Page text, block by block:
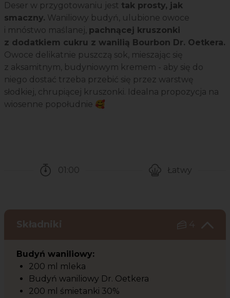
Deser w przygotowaniu jest tak prosty, jak
smaczny. Waniliowy budyń, ulubione owoce
i mnóstwo maślanej, pachnącej kruszonki
z dodatkiem cukru z wanilią Bourbon Dr. Oetkera.
Owoce delikatnie puszczą sok, mieszając się
z aksamitnym, budyniowym kremem - aby się do
niego dostać trzeba przebić się przez warstwę
słodkiej, chrupiącej kruszonki. Idealna propozycja na
wiosenne popołudnie 🥰
01:00
Łatwy
Składniki 4
Budyń waniliowy:
200 ml mleka
Budyń waniliowy Dr. Oetkera
200 ml śmietanki 30%